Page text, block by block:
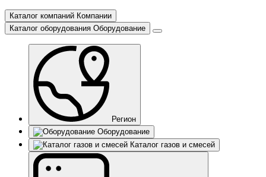
Каталог компаний Компании
Каталог оборудования Оборудование
Регион
Оборудование
Каталог газов и смесей